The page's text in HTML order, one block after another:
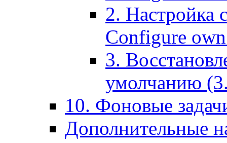
2. Настройка
Configure
3.
умолчанию
10. Фоновые
Дополнительные